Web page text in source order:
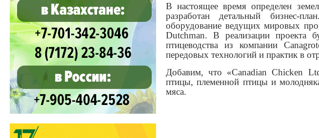
В настоящее время определен
разработан детальный бизнес-
оборудование ведущих мировых
Dutchman. В реализации проекта
птицеводства из компании
передовых технологий и практик в
Добавим, что «Canadian Chicken
птицы, племенной птицы и
мяса.